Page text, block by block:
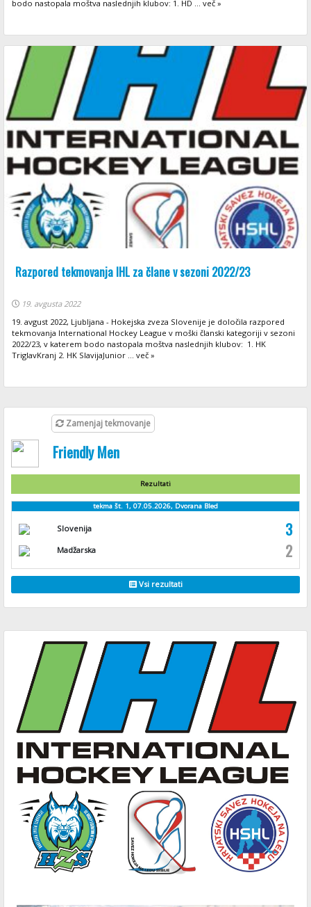
bodo nastopala moštva naslednjih klubov: 1. HD ... več »
Razpored tekmovanja IHL za člane v sezoni 2022/23
19. avgusta 2022
19. avgust 2022, Ljubljana - Hokejska zveza Slovenije je določila razpored
tekmovanja International Hockey League v moški članski kategoriji v sezoni
2022/23, v katerem bodo nastopala moštva naslednjih klubov: 1. HK
TriglavKranj 2. HK SlavijaJunior ... več »
Zamenjaj tekmovanje
Friendly Men
Rezultati
tekma št. 1, 07.05.2026, Dvorana Bled
Slovenija 3
Madžarska 2
Vsi rezultati